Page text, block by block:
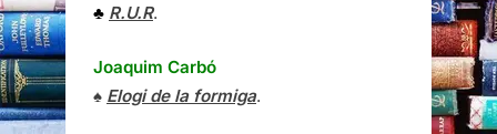
♣ R.U.R.
Joaquim Carbó
♠ Elogi de la formiga.